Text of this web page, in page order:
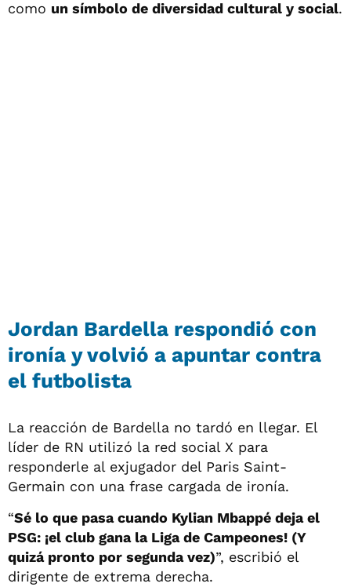
como un símbolo de diversidad cultural y social.
Jordan Bardella respondió con
ironía y volvió a apuntar contra
el futbolista
La reacción de Bardella no tardó en llegar. El
líder de RN utilizó la red social X para
responderle al exjugador del Paris Saint-
Germain con una frase cargada de ironía.
“Sé lo que pasa cuando Kylian Mbappé deja el
PSG: ¡el club gana la Liga de Campeones! (Y
quizá pronto por segunda vez)”, escribió el
dirigente de extrema derecha.